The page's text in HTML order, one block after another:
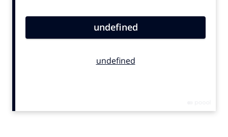
Carriere